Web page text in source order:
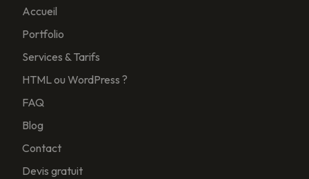
Accueil
Portfolio
Services & Tarifs
HTML ou WordPress ?
FAQ
Blog
Contact
Devis gratuit